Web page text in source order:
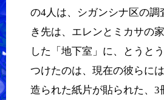
の4人は、シガンシナ区の調
き先は、エレンとミカサの
した「地下室」に、とうと
つけたのは、現在の彼らに
造られた紙片が貼られた、3